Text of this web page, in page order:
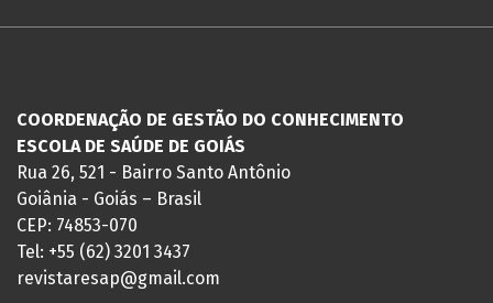
COORDENAÇÃO DE GESTÃO DO CONHECIMENTO
ESCOLA DE SAÚDE DE GOIÁS
Rua 26, 521 - Bairro Santo Antônio
Goiânia - Goiás – Brasil
CEP: 74853-070
Tel: +55 (62) 3201 3437
revistaresap@gmail.com